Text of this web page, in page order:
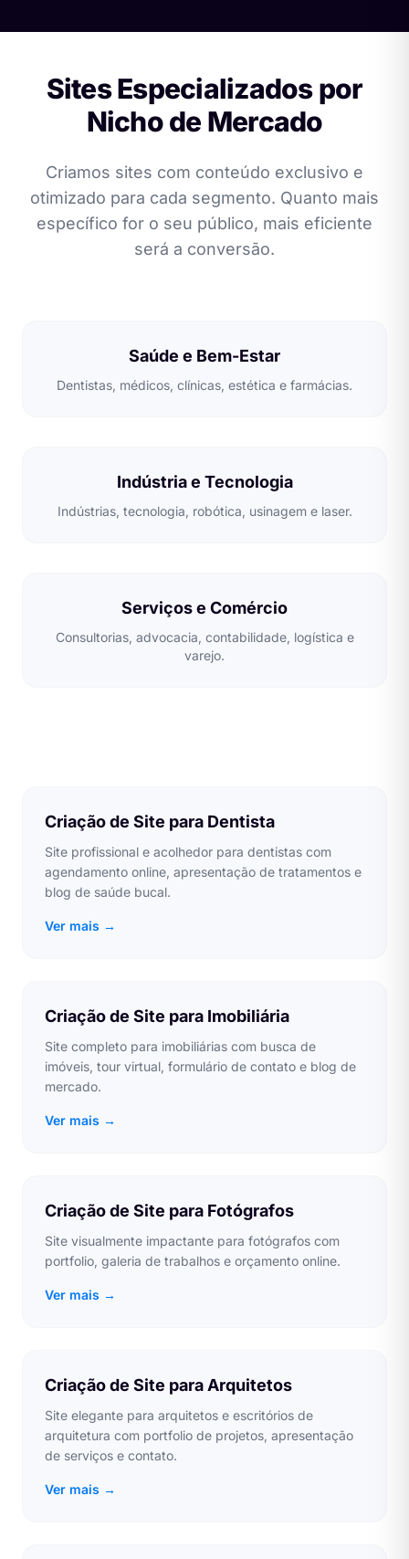
Sites Especializados por
Nicho de Mercado
Criamos sites com conteúdo exclusivo e
otimizado para cada segmento. Quanto mais
específico for o seu público, mais eficiente
será a conversão.
Saúde e Bem-Estar
Dentistas, médicos, clínicas, estética e farmácias.
Indústria e Tecnologia
Indústrias, tecnologia, robótica, usinagem e laser.
Serviços e Comércio
Consultorias, advocacia, contabilidade, logística e
varejo.
Criação de Site para Dentista
Site profissional e acolhedor para dentistas com
agendamento online, apresentação de tratamentos e
blog de saúde bucal.
Ver mais →
Criação de Site para Imobiliária
Site completo para imobiliárias com busca de
imóveis, tour virtual, formulário de contato e blog de
mercado.
Ver mais →
Criação de Site para Fotógrafos
Site visualmente impactante para fotógrafos com
portfolio, galeria de trabalhos e orçamento online.
Ver mais →
Criação de Site para Arquitetos
Site elegante para arquitetos e escritórios de
arquitetura com portfolio de projetos, apresentação
de serviços e contato.
Ver mais →